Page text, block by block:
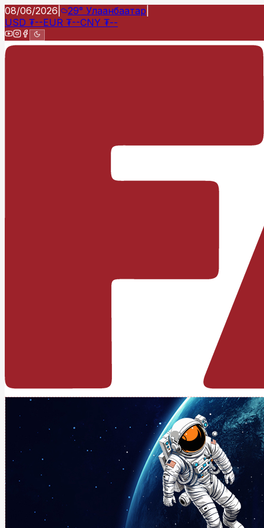
08/06/2026 29° Улаанбаатар
USD ₮--EUR ₮--CNY ₮--